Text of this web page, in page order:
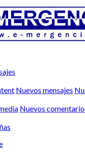
Nuevos mensajes
Nuevos